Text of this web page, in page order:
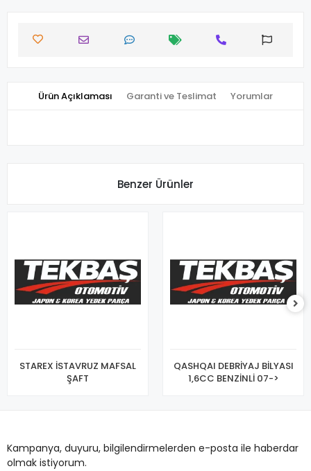
Ürün Açıklaması Garanti ve Teslimat Yorumlar
Benzer Ürünler
STAREX İSTAVRUZ MAFSAL
ŞAFT
QASHQAI DEBRİYAJ BİLYASI
1,6CC BENZİNLİ 07->
Kampanya, duyuru, bilgilendirmelerden e-posta ile haberdar
olmak istiyorum.